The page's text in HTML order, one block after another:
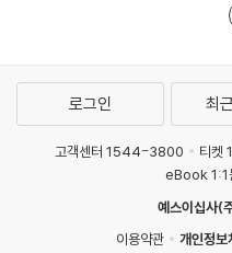
로그인 최
고객센터 1544-3800 티
eBook 1:1
예스이십사(
이용약관
개인정보